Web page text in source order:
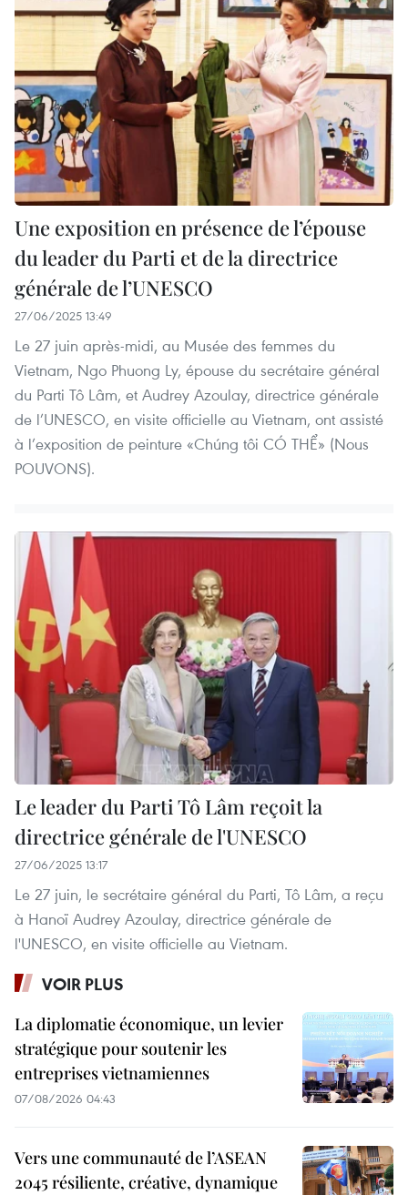
Une exposition en présence de l’épouse
du leader du Parti et de la directrice
générale de l’UNESCO
27/06/2025 13:49
Le 27 juin après-midi, au Musée des femmes du
Vietnam, Ngo Phuong Ly, épouse du secrétaire général
du Parti Tô Lâm, et Audrey Azoulay, directrice générale
de l’UNESCO, en visite officielle au Vietnam, ont assisté
à l’exposition de peinture «Chúng tôi CÓ THỂ» (Nous
POUVONS).
Le leader du Parti Tô Lâm reçoit la
directrice générale de l'UNESCO
27/06/2025 13:17
Le 27 juin, le secrétaire général du Parti, Tô Lâm, a reçu
à Hanoï Audrey Azoulay, directrice générale de
l'UNESCO, en visite officielle au Vietnam.
VOIR PLUS
La diplomatie économique, un levier
stratégique pour soutenir les
entreprises vietnamiennes
07/08/2026 04:43
Vers une communauté de l’ASEAN
2045 résiliente, créative, dynamique